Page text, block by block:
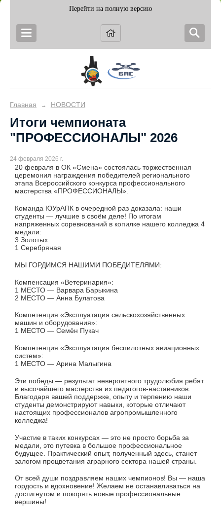
Перейти на полную версию
Главная → НОВОСТИ
Итоги чемпионата
"ПРОФЕССИОНАЛЫ" 2026
24 февраля 2026 г.
20 февраля в ОК «Смена» состоялась торжественная
церемония награждения победителей регионального
этапа Всероссийского конкурса профессионального
мастерства «ПРОФЕССИОНАЛЫ».
Команда ЮУрАПК в очередной раз доказала: наши
студенты — лучшие в своём деле! По итогам
напряженных соревнований в копилке нашего колледжа 4
медали:
3 Золотых
1 Серебряная
МЫ ГОРДИМСЯ НАШИМИ ПОБЕДИТЕЛЯМИ:
Компенсация «Ветеринария»:
1 МЕСТО — Варвара Барыкина
2 МЕСТО — Анна Булатова
Компетенция «Эксплуатация сельскохозяйственных
машин и оборудования»:
1 МЕСТО — Семён Пукач
Компетенция «Эксплуатация беспилотных авиационных
систем»:
1 МЕСТО — Арина Малыгина
Эти победы — результат невероятного трудолюбия ребят
и высочайшего мастерства их педагогов-наставников.
Благодаря вашей поддержке, опыту и терпению наши
студенты демонстрируют навыки, которые отличают
настоящих профессионалов агропромышленного
колледжа!
Участие в таких конкурсах — это не просто борьба за
медали, это путевка в большое профессиональное
будущее. Практический опыт, полученный здесь, станет
залогом процветания аграрного сектора нашей страны.
От всей души поздравляем наших чемпионов! Вы — наша
гордость и вдохновение! Желаем не останавливаться на
достигнутом и покорять новые профессиональные
вершины!